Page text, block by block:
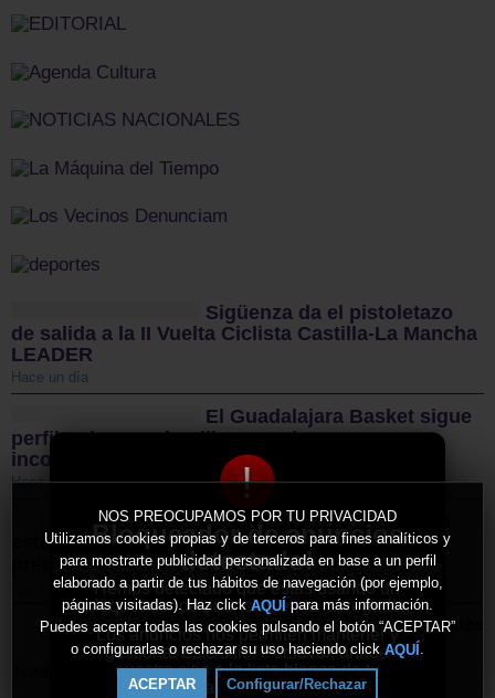
!
Bloqueador de anuncios
detectado!
Hemos detectado que estás usando un
bloqueador de anuncios en tu navegador.
Los anuncios nos permiten mantener y
gestionar este sitio. Por favor, añade
nuestro sitio a la lista blanca de tu
bloqueador de anuncios.
NOS PREOCUPAMOS POR TU PRIVACIDAD
Utilizamos cookies propias y de terceros para fines analíticos y
para mostrarte publicidad personalizada en base a un perfil
elaborado a partir de tus hábitos de navegación (por ejemplo,
páginas visitadas). Haz click AQUÍ para más información.
Puedes aceptar todas las cookies pulsando el botón “ACEPTAR”
o configurarlas o rechazar su uso haciendo click AQUÍ .
ACEPTAR Configurar/Rechazar
Sigüenza da el pistoletazo
de salida a la II Vuelta Ciclista Castilla-La Mancha
LEADER
Hace un día
El Guadalajara Basket sigue
perfilando sus plantillas con dos nuevas
incorporaciones para la temporada 2026/27
Hace 2 días
El CD Guadalajara afronta
este miércoles su primer amistoso de
pretemporada y sigue reforzando la plantilla
Hace 2 días
Más noticias
Tweets by ElDecanodeGuad1